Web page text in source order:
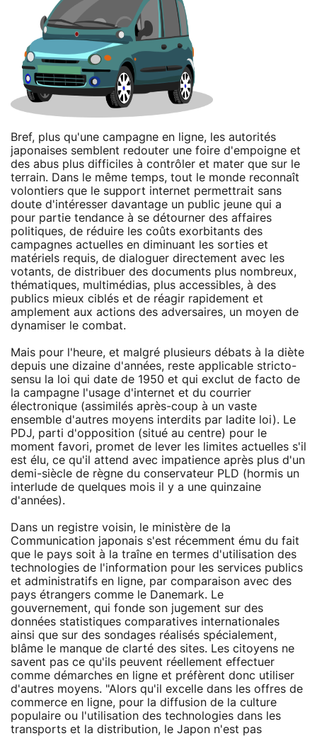
Bref, plus qu'une campagne en ligne, les autorités
japonaises semblent redouter une foire d'empoigne et
des abus plus difficiles à contrôler et mater que sur le
terrain. Dans le même temps, tout le monde reconnaît
volontiers que le support internet permettrait sans
doute d'intéresser davantage un public jeune qui a
pour partie tendance à se détourner des affaires
politiques, de réduire les coûts exorbitants des
campagnes actuelles en diminuant les sorties et
matériels requis, de dialoguer directement avec les
votants, de distribuer des documents plus nombreux,
thématiques, multimédias, plus accessibles, à des
publics mieux ciblés et de réagir rapidement et
amplement aux actions des adversaires, un moyen de
dynamiser le combat.
Mais pour l'heure, et malgré plusieurs débats à la diète
depuis une dizaine d'années, reste applicable stricto-
sensu la loi qui date de 1950 et qui exclut de facto de
la campagne l'usage d'internet et du courrier
électronique (assimilés après-coup à un vaste
ensemble d'autres moyens interdits par ladite loi). Le
PDJ, parti d'opposition (situé au centre) pour le
moment favori, promet de lever les limites actuelles s'il
est élu, ce qu'il attend avec impatience après plus d'un
demi-siècle de règne du conservateur PLD (hormis un
interlude de quelques mois il y a une quinzaine
d'années).
Dans un registre voisin, le ministère de la
Communication japonais s'est récemment ému du fait
que le pays soit à la traîne en termes d'utilisation des
technologies de l'information pour les services publics
et administratifs en ligne, par comparaison avec des
pays étrangers comme le Danemark. Le
gouvernement, qui fonde son jugement sur des
données statistiques comparatives internationales
ainsi que sur des sondages réalisés spécialement,
blâme le manque de clarté des sites. Les citoyens ne
savent pas ce qu'ils peuvent réellement effectuer
comme démarches en ligne et préfèrent donc utiliser
d'autres moyens. "Alors qu'il excelle dans les offres de
commerce en ligne, pour la diffusion de la culture
populaire ou l'utilisation des technologies dans les
transports et la distribution, le Japon n'est pas